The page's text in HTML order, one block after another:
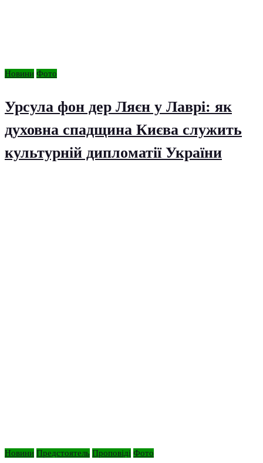
Новини Фото
Урсула фон дер Ляєн у Лаврі: як
духовна спадщина Києва служить
культурній дипломатії України
Новини Предстоятель Проповіді Фото